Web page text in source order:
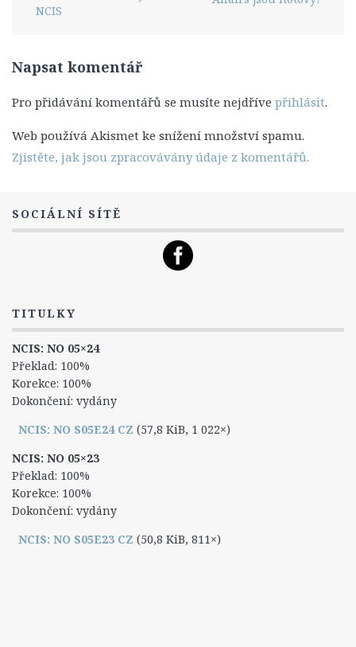
4. Série
6. Série
Titulky
1. Série
2. Série
3. Série
Titulky
1. Série
2. Série
3. série
4. série
5. série
Postavy
NCIS
Napsat komentář
Pro přidávání komentářů se musíte nejdříve přihlásit.
Web používá Akismet ke snížení množství spamu.
Zjistěte, jak jsou zpracovávány údaje z komentářů.
SOCIÁLNÍ SÍTĚ
TITULKY
NCIS: NO 05×24
Překlad: 100%
Korekce: 100%
Dokončení: vydány
NCIS: NO S05E24 CZ (57,8 KiB, 1 022×)
NCIS: NO 05×23
Překlad: 100%
Korekce: 100%
Dokončení: vydány
NCIS: NO S05E23 CZ (50,8 KiB, 811×)